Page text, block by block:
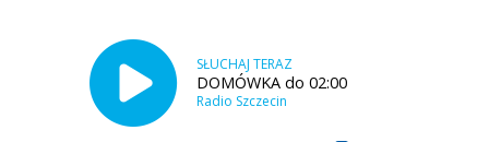
SŁUCHAJ TERAZ
DOMÓWKA do 02:00
Radio Szczecin